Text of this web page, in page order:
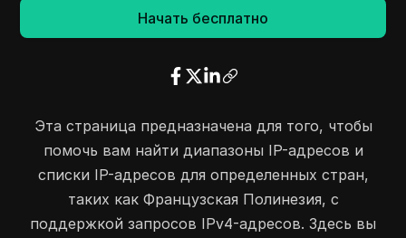
202.3.255.255
203.185.160.0
203.185.183.255
6144
Начать бесплатно
Эта страница предназначена для того, чтобы
помочь вам найти диапазоны IP-адресов и
списки IP-адресов для определенных стран,
таких как Французская Полинезия, с
поддержкой запросов IPv4-адресов. Здесь вы